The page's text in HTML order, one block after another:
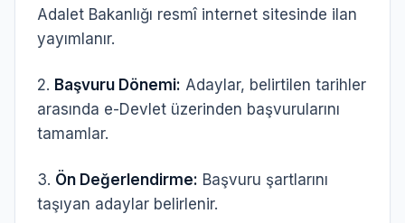
Adalet Bakanlığı resmî internet sitesinde ilan
yayımlanır.
2. Başvuru Dönemi: Adaylar, belirtilen tarihler
arasında e-Devlet üzerinden başvurularını
tamamlar.
3. Ön Değerlendirme: Başvuru şartlarını
taşıyan adaylar belirlenir.